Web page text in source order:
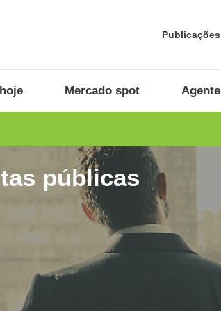
Publicações
Mercado spot
públicas